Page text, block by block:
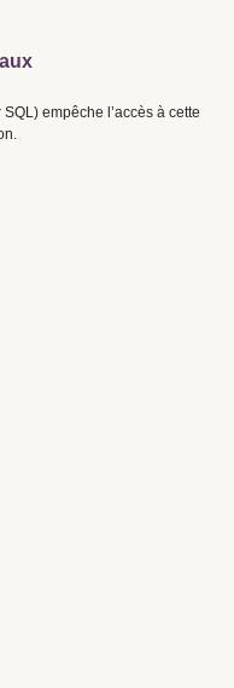
empêche l’accès à cette